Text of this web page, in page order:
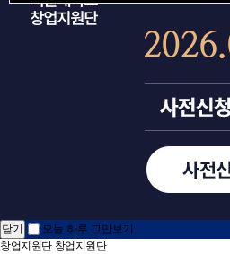
닫기
오늘 하루 그만보기
창업지원단 창업지원단